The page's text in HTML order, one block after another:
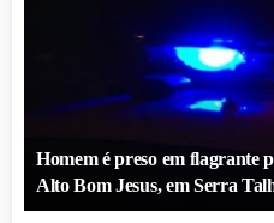
Homem é preso em flagrante
Alto Bom Jesus, em Serra